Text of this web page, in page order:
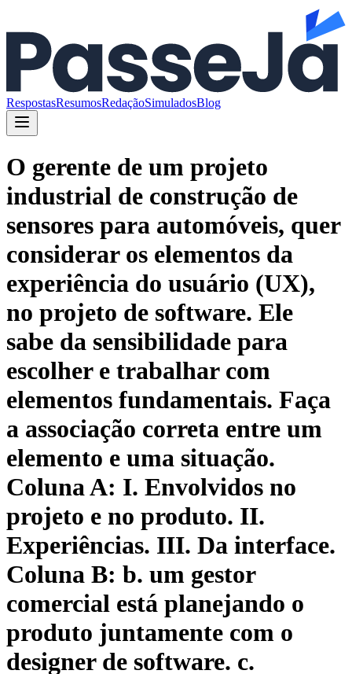
RespostasResumosRedaçãoSimuladosBlog
O gerente de um projeto
industrial de construção de
sensores para automóveis, quer
considerar os elementos da
experiência do usuário (UX),
no projeto de software. Ele
sabe da sensibilidade para
escolher e trabalhar com
elementos fundamentais. Faça
a associação correta entre um
elemento e uma situação.
Coluna A: I. Envolvidos no
projeto e no produto. II.
Experiências. III. Da interface.
Coluna B: b. um gestor
comercial está planejando o
produto juntamente com o
designer de software. c.